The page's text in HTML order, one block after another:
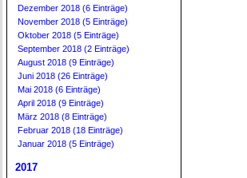
Dezember 2018 (6 Einträge)
November 2018 (5 Einträge)
Oktober 2018 (5 Einträge)
September 2018 (2 Einträge)
August 2018 (9 Einträge)
Juni 2018 (26 Einträge)
Mai 2018 (6 Einträge)
April 2018 (9 Einträge)
März 2018 (8 Einträge)
Februar 2018 (18 Einträge)
Januar 2018 (5 Einträge)
2017